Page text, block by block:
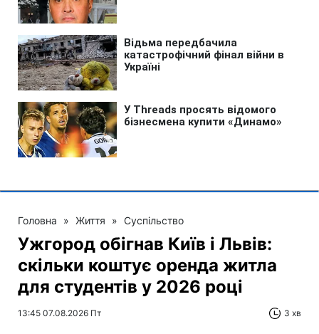
Головна » Життя » Суспільство
Ужгород обігнав Київ і Львів:
скільки коштує оренда житла
для студентів у 2026 році
13:45 07.08.2026 Пт 3 хв